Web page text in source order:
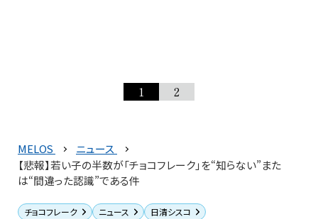
1 2
MELOS
ニュース
【悲報】若い子の半数が「チョコフレーク」を“知らない”また
は“間違った認識”である件
チョコフレーク ニュース 日清シスコ